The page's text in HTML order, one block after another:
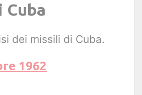
Cuba
dei missili di Cuba.
1962